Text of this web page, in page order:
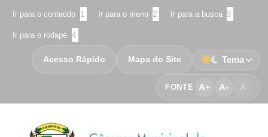
Ir para o conteúdo 1 Ir para o menu 2 Ir para a busca 3
Ir para o rodapé 4
FONTE A+ A- A
Acesso Rápido Mapa do Site Tema